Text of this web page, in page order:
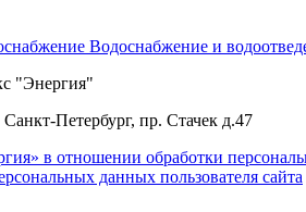
Водоснабжение и
"Энергия"
Петербург, пр. Стачек д.47
в отношении обработки
данных пользователя сайта